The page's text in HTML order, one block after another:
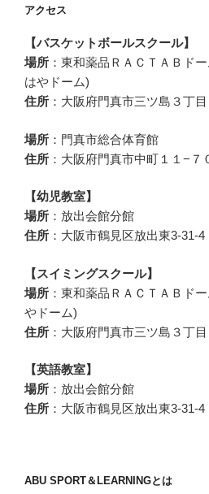
アクセス
【バスケットボールスクール】
場所 ：東和薬品ＲＡＣＴＡＢド
はやドーム)
住所 ：大阪府門真市三ツ島３丁
場所 ：門真市総合体育館
住所 ：大阪府門真市中町１１−７
【幼児教室】
場所 ：放出会館分館
住所 ：大阪市鶴見区放出東3-31-4
【スイミングスクール】
場所 ：東和薬品ＲＡＣＴＡＢド
やドーム)
住所 ：大阪府門真市三ツ島３丁
【英語教室】
場所 ：放出会館分館
住所 ：大阪市鶴見区放出東3-31-4
ABU SPORT＆LEARNINGとは